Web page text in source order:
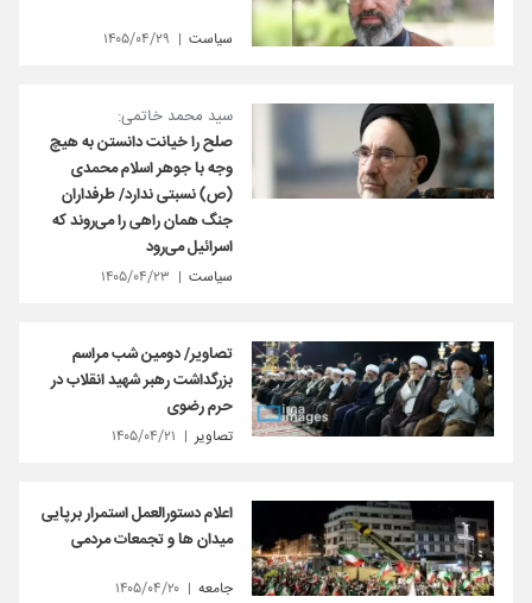
سیاست ۱۴۰۵/۰۴/۲۹
سید محمد خاتمی:
صلح را خیانت دانستن به هیچ
وجه با جوهر اسلام محمدی
(ص) نسبتی ندارد/ طرفداران
جنگ همان راهی را می‌روند که
اسرائیل می‌رود
سیاست ۱۴۰۵/۰۴/۲۳
تصاویر/ دومین شب مراسم
بزرگداشت رهبر شهید انقلاب در
حرم رضوی
تصاویر ۱۴۰۵/۰۴/۲۱
اعلام دستورالعمل استمرار برپایی
میدان ها و تجمعات مردمی
جامعه ۱۴۰۵/۰۴/۲۰